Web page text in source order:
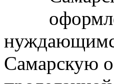
Самарскую